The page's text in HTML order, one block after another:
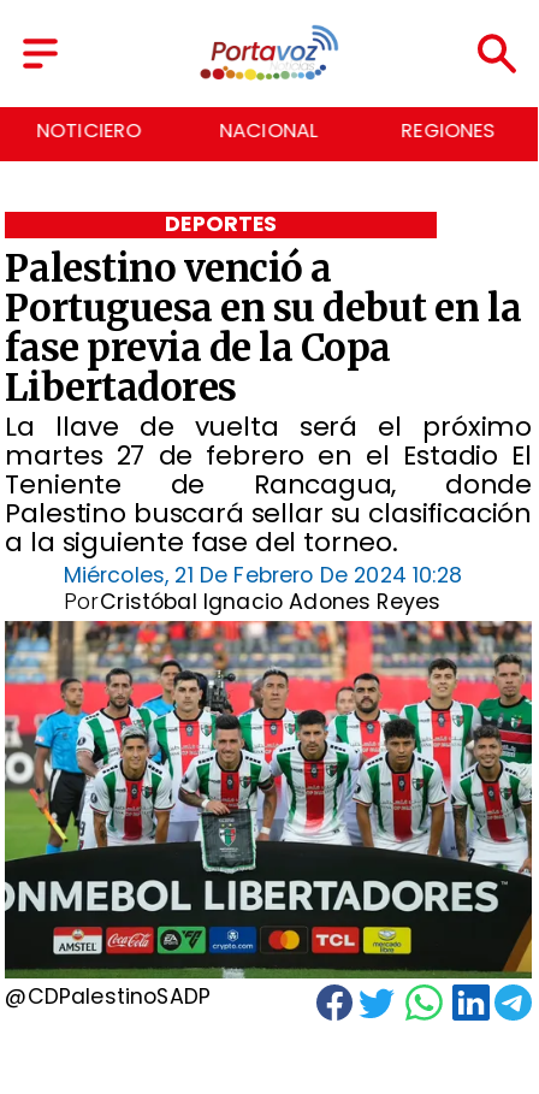
NACIONAL REGIONES ECONOMÍA
Palestino venció a
Portuguesa en su debut en la
fase previa de la Copa
Libertadores
La llave de vuelta será el próximo
martes 27 de febrero en el Estadio El
Teniente de Rancagua, donde
Palestino buscará sellar su clasificación
a la siguiente fase del torneo.
DEPORTES
Miércoles, 21 De Febrero De 2024 10:28
Cristóbal Ignacio Adones Reyes
Por
@CDPalestinoSADP